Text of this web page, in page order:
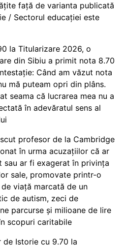
față de varianta publicată
/ Sectorul educației este
la Titularizare 2026, o
din Sibiu a primit nota 8.70
Când am văzut nota
mă puteam opri din plâns.
seama că lucrarea mea nu a
în adevăratul sens al
profesor de la Cambridge
în urma acuzațiilor că ar
sau ar fi exagerat în privința
sale, promovate printr-o
viață marcată de un
de autism, zeci de
parcurse și milioane de lire
scopuri caritabile
de Istorie cu 9.70 la